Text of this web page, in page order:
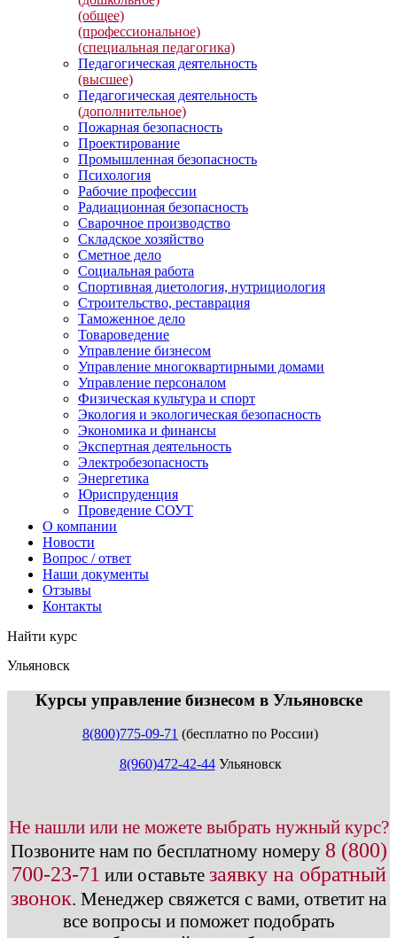
(общее)
(профессиональное)
(специальная педагогика)
Педагогическая деятельность
(высшее)
Педагогическая деятельность
(дополнительное)
Пожарная безопасность
Проектирование
Промышленная безопасность
Психология
Рабочие профессии
Радиационная безопасность
Сварочное производство
Складское хозяйство
Сметное дело
Социальная работа
Спортивная диетология, нутрициология
Строительство, реставрация
Таможенное дело
Товароведение
Управление бизнесом
Управление многоквартирными домами
Управление персоналом
Физическая культура и спорт
Экология и экологическая безопасность
Экономика и финансы
Экспертная деятельность
Электробезопасность
Энергетика
Юриспруденция
Проведение СОУТ
О компании
Новости
Вопрос / ответ
Наши документы
Отзывы
Контакты
Найти курс
Ульяновск
Курсы управление бизнесом в Ульяновске
8(800)775-09-71 (бесплатно по России)
8(960)472-42-44Ульяновск
Не нашли или не можете выбрать нужный курс?
Позвоните нам по бесплатному номеру 8 (800)
700-23-71 или оставьте заявку на обратный
звонок. Менеджер свяжется с вами, ответит на
все вопросы и поможет подобрать